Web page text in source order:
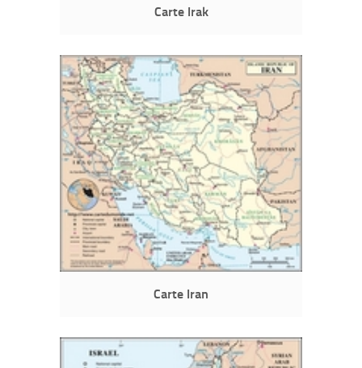
Carte Irak
Carte Iran